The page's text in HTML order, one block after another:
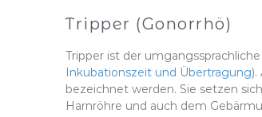
Tripper (Gonorrhö)
Tripper ist der
Inkubationszeit und Übertragung).
bezeichnet werden. Sie setzen
Harnröhre und auch dem